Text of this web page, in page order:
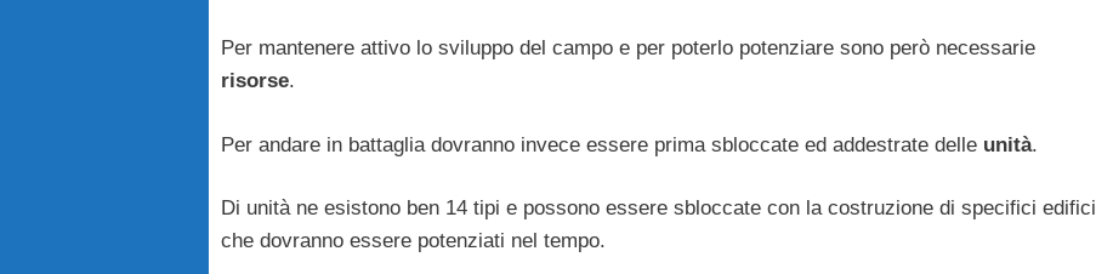
Per mantenere attivo lo sviluppo del campo e per poterlo potenziare sono però necessarie
risorse.
Per andare in battaglia dovranno invece essere prima sbloccate ed addestrate delle unità.
Di unità ne esistono ben 14 tipi e possono essere sbloccate con la costruzione di specifici edifici
che dovranno essere potenziati nel tempo.